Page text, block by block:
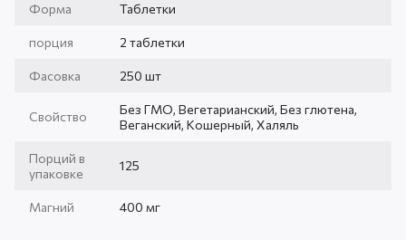
Форма Таблетки
порция 2 таблетки
Фасовка 250 шт
Свойство
Без ГМО, Вегетарианский, Без глютена,
Веганский, Кошерный, Халяль
Порций в
упаковке
125
Магний 400 мг